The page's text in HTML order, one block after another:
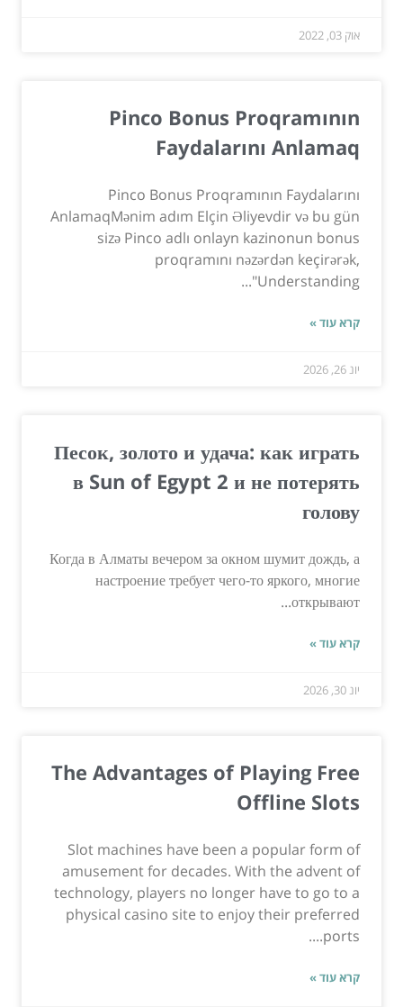
אוק 03, 2022
Pinco Bonus Proqramının
Faydalarını Anlamaq
Pinco Bonus Proqramının Faydalarını
AnlamaqMənim adım Elçin Əliyevdir və bu gün
sizə Pinco adlı onlayn kazinonun bonus
proqramını nəzərdən keçirərək,
"Understanding...
קרא עוד »
יונ 26, 2026
Песок, золото и удача: как играть
в Sun of Egypt 2 и не потерять
голову
Когда в Алматы вечером за окном шумит дождь, а
настроение требует чего-то яркого, многие
открывают...
קרא עוד »
יונ 30, 2026
The Advantages of Playing Free
Offline Slots
Slot machines have been a popular form of
amusement for decades. With the advent of
technology, players no longer have to go to a
physical casino site to enjoy their preferred
ports....
קרא עוד »